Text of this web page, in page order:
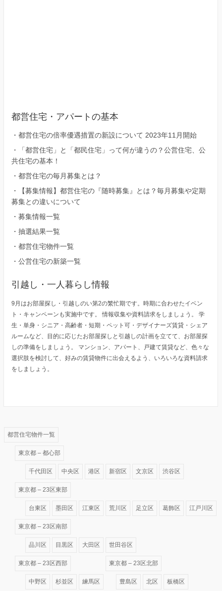
都営住宅・アパートの基本
・ 都営住宅の倍率優遇措置の新設について 2023年11月開始
・
「都営住宅」と「都民住宅」って何が違うの？公営住宅、公
共住宅の基本！
・ 都営住宅の毎月募集とは？
・
【募集情報】都営住宅の『随時募集』とは？毎月募集や定期
募集との違いについて
・ 募集情報一覧
・ 抽選結果一覧
・ 都営住宅物件一覧
・ 公営住宅の新築一覧
引越し・一人暮らし情報
9月はお部屋探し・引越しのい第2の繁忙期です。時期に合わせたイベン
ト・キャンペーンも実施中です。 情報収集や資料請求をしましょう。 学
生・単身・シニア・高齢者・短期・ペット可・デザイナーズ賃貸・シェア
ルームなど、目的に応じたお部屋探しと引越しの計画を立てて、お部屋探
しの準備をしましょう。 マンション、アパート、戸建て賃貸など、色々な
選択肢を検討して、好みの賃貸物件に出会えるよう、いろいろな資料請求
をしましょう。
都営住宅物件一覧
東京都 – 都心部
千代田区 中央区 港区 新宿区 文京区 渋谷区
東京都 – 23区東部
台東区 墨田区 江東区 荒川区 足立区 葛飾区 江戸川区
東京都 – 23区南部
品川区 目黒区 大田区 世田谷区
東京都 – 23区西部
中野区 杉並区 練馬区
東京都 – 23区北部
豊島区 北区 板橋区